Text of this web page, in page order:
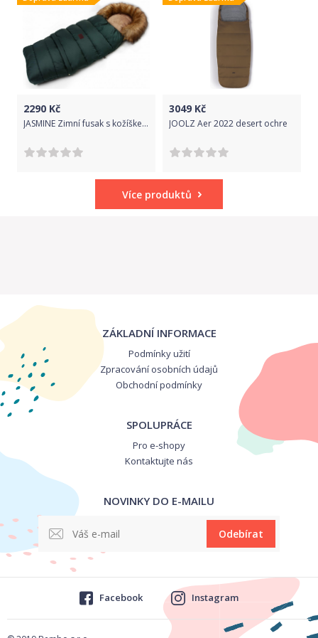
2290 Kč
JASMINE Zimní fusak s kožíškem - smaragd
3049 Kč
JOOLZ Aer 2022 desert ochre
Více produktů
ZÁKLADNÍ INFORMACE
Podmínky užití
Zpracování osobních údajů
Obchodní podmínky
SPOLUPRÁCE
Pro e-shopy
Kontaktujte nás
NOVINKY DO E-MAILU
Odebírat
Facebook Instagram